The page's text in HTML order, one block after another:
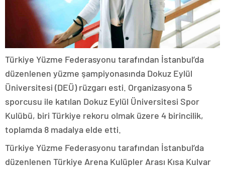
Türkiye Yüzme Federasyonu tarafından İstanbul’da
düzenlenen yüzme şampiyonasında Dokuz Eylül
Üniversitesi (DEÜ) rüzgarı esti. Organizasyona 5
sporcusu ile katılan Dokuz Eylül Üniversitesi Spor
Kulübü, biri Türkiye rekoru olmak üzere 4 birincilik,
toplamda 8 madalya elde etti.
Türkiye Yüzme Federasyonu tarafından İstanbul’da
düzenlenen Türkiye Arena Kulüpler Arası Kısa Kulvar